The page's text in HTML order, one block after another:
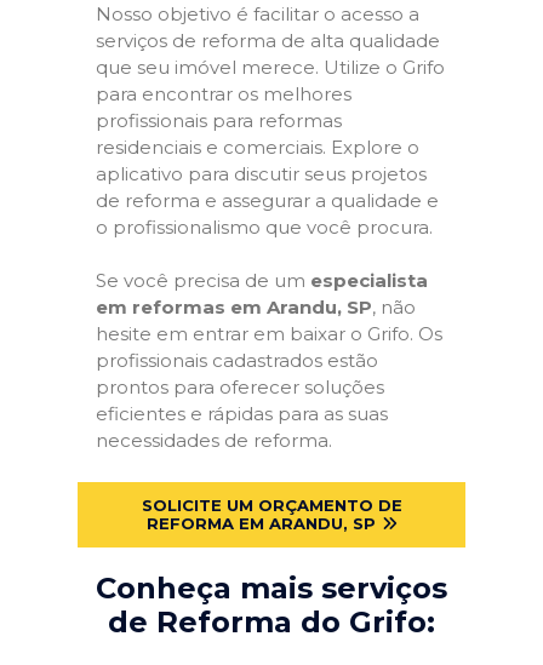
Nosso objetivo é facilitar o acesso a
serviços de reforma de alta qualidade
que seu imóvel merece. Utilize o Grifo
para encontrar os melhores
profissionais para reformas
residenciais e comerciais. Explore o
aplicativo para discutir seus projetos
de reforma e assegurar a qualidade e
o profissionalismo que você procura.
Se você precisa de um especialista
em reformas em Arandu, SP, não
hesite em entrar em baixar o Grifo. Os
profissionais cadastrados estão
prontos para oferecer soluções
eficientes e rápidas para as suas
necessidades de reforma.
SOLICITE UM ORÇAMENTO DE
REFORMA EM ARANDU, SP
Conheça mais serviços
de Reforma do Grifo: